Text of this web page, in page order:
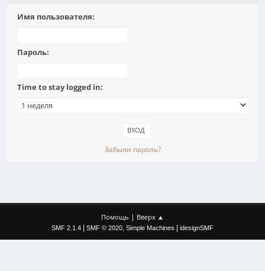
Имя пользователя:
Пароль:
Time to stay logged in:
Забыли пароль?
Помощь | Вверх ▲
SMF 2.1.4 SMF © 2020, Simple Machines idesignSMF